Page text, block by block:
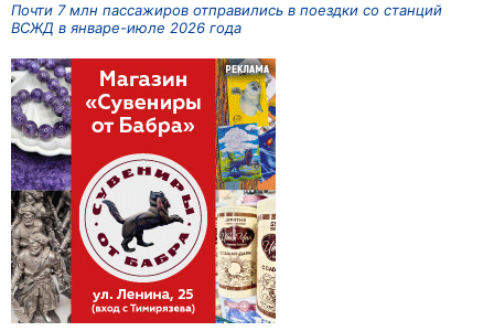
Почти 7 млн пассажиров отправились в поездки со станций
ВСЖД в январе-июле 2026 года